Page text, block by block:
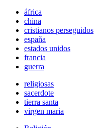
áfrica
china
cristianos perseguidos
españa
estados unidos
francia
guerra
religiosas
sacerdote
tierra santa
virgen maria